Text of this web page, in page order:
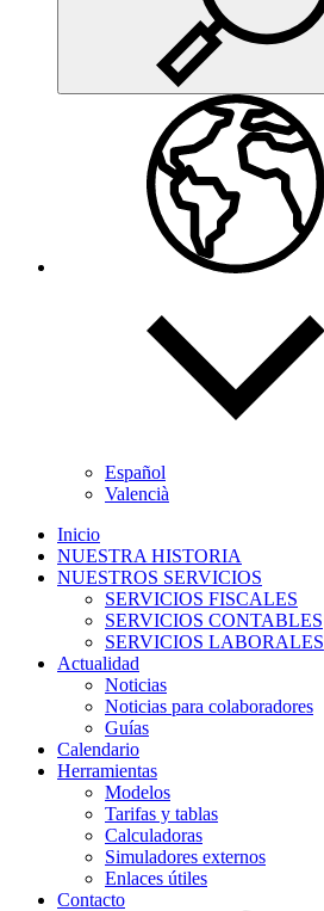
Español
Valencià
Inicio
NUESTRA HISTORIA
NUESTROS SERVICIOS
SERVICIOS FISCALES
SERVICIOS CONTABLES
SERVICIOS LABORALES
Actualidad
Noticias
Noticias para colaboradores
Guías
Calendario
Herramientas
Modelos
Tarifas y tablas
Calculadoras
Simuladores externos
Enlaces útiles
Contacto